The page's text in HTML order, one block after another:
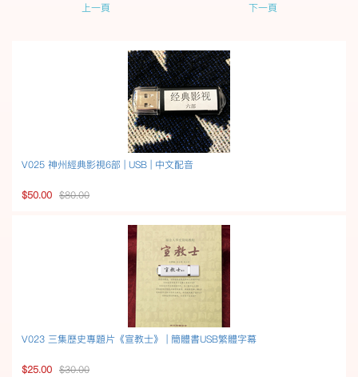
上一頁 下一頁
V025 神州經典影視6部 | USB | 中文配音
$50.00 $80.00
V023 三集歷史專題片《宣教士》 | 簡體書USB繁體字幕
$25.00 $30.00